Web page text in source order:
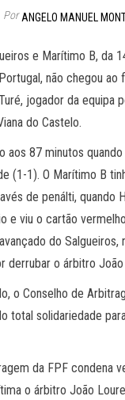
Por ANGELO MANUEL
e Marítimo B, da
não chegou ao
jogador da equipa
do Castelo.
aos 87 minutos
(1-1). O Marítimo B
de penálti, quando
e viu o cartão
do Salgueiros,
derrubar o árbitro
o Conselho de
total solidariedade
da FPF condena
o árbitro João